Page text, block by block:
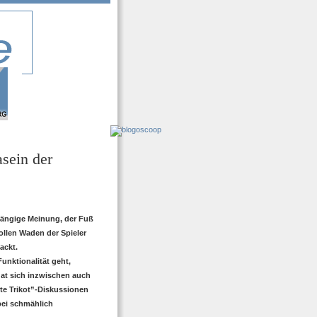
der
Meinung, der Fuß
Waden der Spieler
geht,
sich inzwischen auch
Trikot”-Diskussionen
schmählich